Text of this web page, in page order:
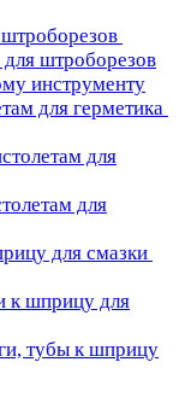
штроборезов
инструменту
для герметика
для
для
для смазки
к шприцу для
тубы к шприцу